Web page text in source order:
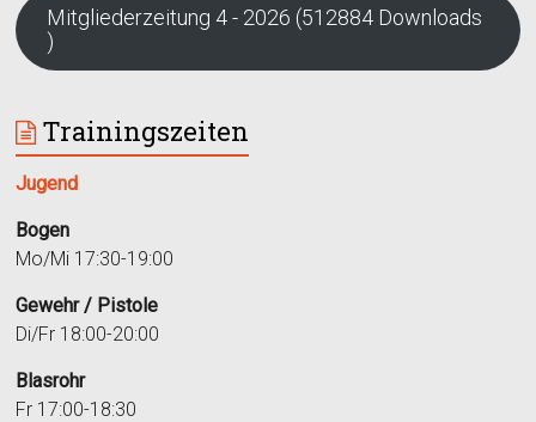
Mitgliederzeitung 4 - 2026 (512884 Downloads
)
Trainingszeiten
Jugend
Bogen
Mo/Mi 17:30-19:00
Gewehr / Pistole
Di/Fr 18:00-20:00
Blasrohr
Fr 17:00-18:30